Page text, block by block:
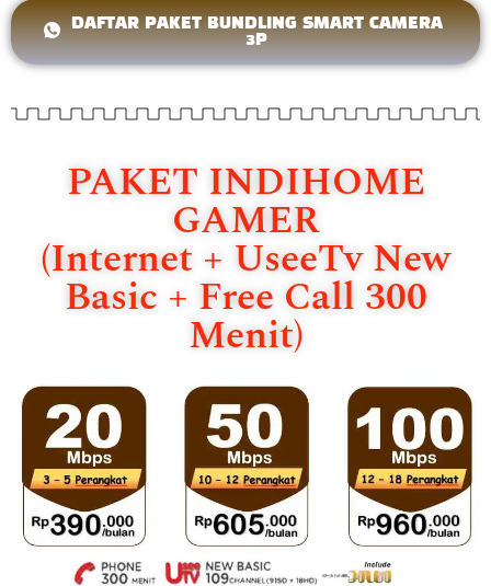
DAFTAR PAKET BUNDLING SMART CAMERA
3P
PAKET INDIHOME
GAMER
(Internet + UseeTv New
Basic + Free Call 300
Menit)